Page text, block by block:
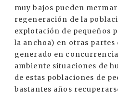
muy bajos pueden
regeneración de la
explotación de pequeños
la anchoa) en otras partes
generado en
ambiente situaciones de
de estas poblaciones de
bastantes años